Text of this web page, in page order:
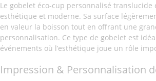
Le gobelet éco-cup personnalisé translucide
esthétique et moderne. Sa surface
en valeur la boisson tout en offrant une
personnalisation. Ce type de gobelet est
événements où l’esthétique joue un rôle
Impression & Personnalisation